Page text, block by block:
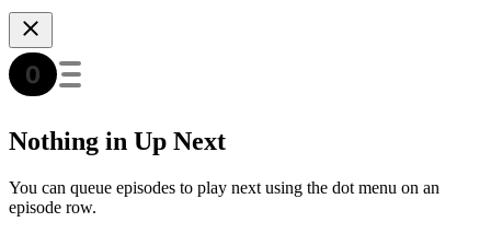
Nothing in Up Next
You can queue episodes to play next using the dot menu on an
episode row.